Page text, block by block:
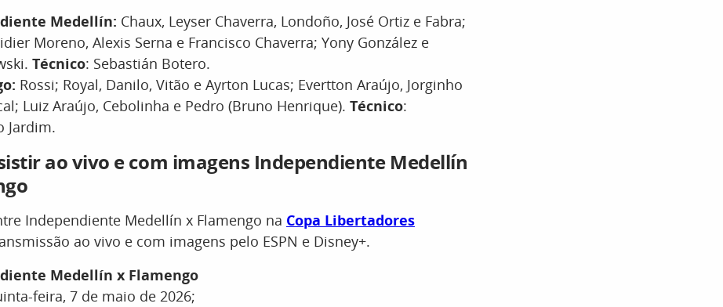
Medellín: Chaux, Leyser Chaverra, Londoño, José Ortiz e Fabra;
Moreno, Alexis Serna e Francisco Chaverra; Yony González e
Técnico: Sebastián Botero.
Rossi; Royal, Danilo, Vitão e Ayrton Lucas; Evertton Araújo, Jorginho
Luiz Araújo, Cebolinha e Pedro (Bruno Henrique). Técnico:
Jardim.
ao vivo e com imagens Independiente Medellín
Independiente Medellín x Flamengo na Copa Libertadores
ao vivo e com imagens pelo ESPN e Disney+.
Medellín x Flamengo
feira, 7 de maio de 2026;